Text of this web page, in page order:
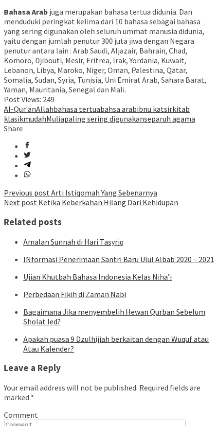
Bahasa Arab juga merupakan bahasa tertua didunia. Dan
menduduki peringkat kelima dari 10 bahasa sebagai bahasa
yang sering digunakan oleh seluruh ummat manusia didunia,
yaitu dengan jumlah penutur 300 juta jiwa dengan Negara
penutur antara lain : Arab Saudi, Aljazair, Bahrain, Chad,
Komoro, Djibouti, Mesir, Eritrea, Irak, Yordania, Kuwait,
Lebanon, Libya, Maroko, Niger, Oman, Palestina, Qatar,
Somalia, Sudan, Syria, Tunisia, Uni Emirat Arab, Sahara Barat,
Yaman, Mauritania, Senegal dan Mali.
Post Views: 249
Al-Qur'anAllahbahasa tertuabahsa arabibnu katsirkitab
klasikmudahMuliapaling sering digunakanseparuh agama
Share
Post
navigation
Previous postArti Istiqomah Yang Sebenarnya
Next post Ketika Keberkahan Hilang Dari Kehidupan
Related posts
Amalan Sunnah di Hari Tasyriq
INformasi Penerimaan Santri Baru Ulul Albab 2020 – 2021
Ujian Khutbah Bahasa Indonesia Kelas Niha’i
Perbedaan Fikih di Zaman Nabi
Bagaimana Jika menyembelih Hewan Qurban Sebelum
Sholat Ied?
Apakah puasa 9 Dzulhijjah berkaitan dengan Wuquf atau
Atau Kalender?
Leave a Reply
Your email address will not be published. Required fields are
marked *
Comment